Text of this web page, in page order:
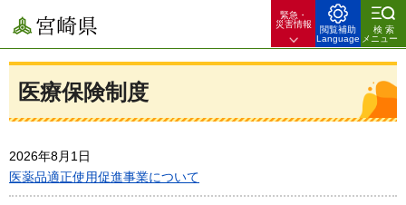
宮崎県
緊急・
災害情報
閲覧補助
Language
検索
メニュー
医療保険制度
2026年8月1日
医薬品適正使用促進事業について